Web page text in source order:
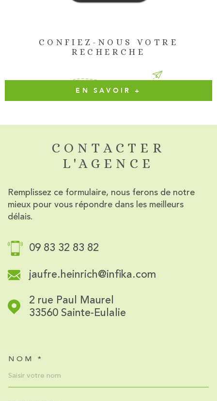
CONFIEZ-NOUS VOTRE
RECHERCHE
EN SAVOIR +
CONTACTER
L'AGENCE
Remplissez ce formulaire, nous ferons de notre
mieux pour vous répondre dans les meilleurs
délais.
09 83 32 83 82
jaufre.heinrich@infika.com
2 rue Paul Maurel
33560
Sainte-Eulalie
NOM *